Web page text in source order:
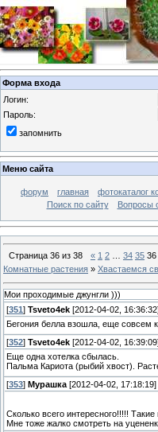
Форма входа
Логин:
Пароль:
запомнить
Меню сайта
форум главная фотокаталог
Поиск по сайту
Вопросы
Страница 36 из 38 « 1 2 34 35 36
Комнатные растения » Хвастаемся
Мои проходимые джунгли )))
[351] Tsveto4ek [2012-04-02,
Бегония белла взошла, еще совсем
[352] Tsveto4ek [2012-04-02,
Еще одна хотелка сбылась.
Пальма Кариота (рыбий хвост).
[353] Мурашка [2012-04-02, 17:18:19]
Сколько всего интересного!!!!!
Мне тоже жалко смотреть на